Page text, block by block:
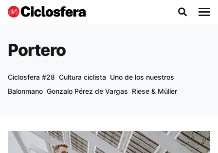
Portero
Ciclosfera #28 Cultura ciclista Uno de los nuestros
Balonmano Gonzalo Pérez de Vargas Riese & Müller